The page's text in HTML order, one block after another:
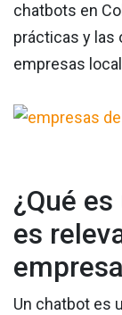
chatbots en
prácticas y las
empresas
¿Qué
es
Un chatbot es